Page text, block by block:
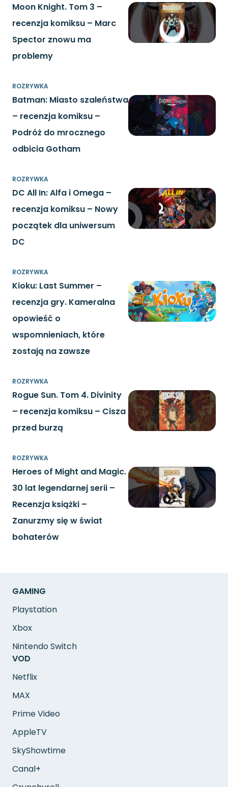
Moon Knight. Tom 3 –
recenzja komiksu – Marc
Spector znowu ma
problemy
ROZRYWKA
Batman: Miasto szaleństwa
– recenzja komiksu –
Podróż do mrocznego
odbicia Gotham
ROZRYWKA
DC All In: Alfa i Omega –
recenzja komiksu – Nowy
początek dla uniwersum
DC
ROZRYWKA
Kioku: Last Summer –
recenzja gry. Kameralna
opowieść o
wspomnieniach, które
zostają na zawsze
ROZRYWKA
Rogue Sun. Tom 4. Divinity
– recenzja komiksu – Cisza
przed burzą
ROZRYWKA
Heroes of Might and Magic.
30 lat legendarnej serii –
Recenzja książki –
Zanurzmy się w świat
bohaterów
GAMING
Playstation
Xbox
Nintendo Switch
VOD
Netflix
MAX
Prime Video
AppleTV
SkyShowtime
Canal+